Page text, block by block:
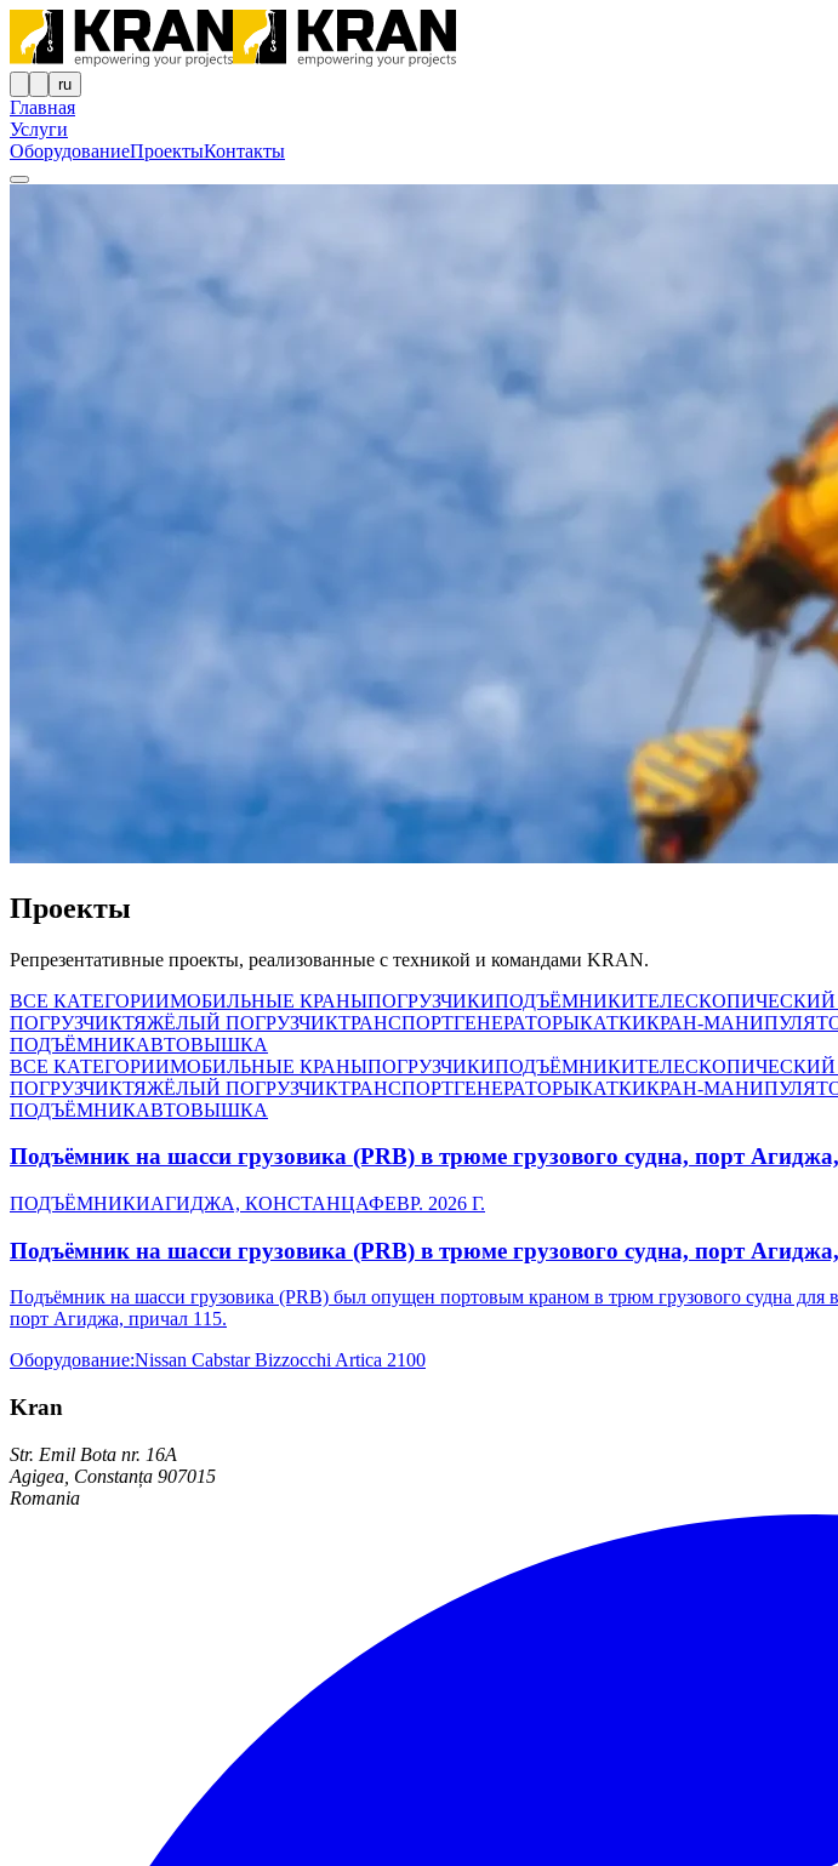
ru
Главная
Услуги
ОборудованиеПроектыКонтакты
Проекты
Репрезентативные проекты, реализованные с техникой и командами KRAN.
ВСЕ КАТЕГОРИИМОБИЛЬНЫЕ КРАНЫПОГРУЗЧИКИПОДЪЁМНИКИ
ПОГРУЗЧИКТЯЖЁЛЫЙ ПОГРУЗЧИКТРАНСПОРТГЕНЕРАТОРЫКАТКИКРАН-
ПОДЪЁМНИКАВТОВЫШКА
ВСЕ КАТЕГОРИИМОБИЛЬНЫЕ КРАНЫПОГРУЗЧИКИПОДЪЁМНИКИ
ПОГРУЗЧИКТЯЖЁЛЫЙ ПОГРУЗЧИКТРАНСПОРТГЕНЕРАТОРЫКАТКИКРАН-
ПОДЪЁМНИКАВТОВЫШКА
Подъёмник на шасси грузовика (PRB) в трюме грузового судна, порт
ПОДЪЁМНИКИАГИДЖА, КОНСТАНЦАФЕВР. 2026 Г.
Подъёмник на шасси грузовика (PRB) в трюме грузового судна, порт
Подъёмник на шасси грузовика (PRB) был опущен портовым краном в трюм грузового судна
порт Агиджа, причал 115.
Оборудование:Nissan Cabstar Bizzocchi Artica 2100
Kran
Str. Emil Bota nr. 16A
Agigea, Constanța 907015
Romania